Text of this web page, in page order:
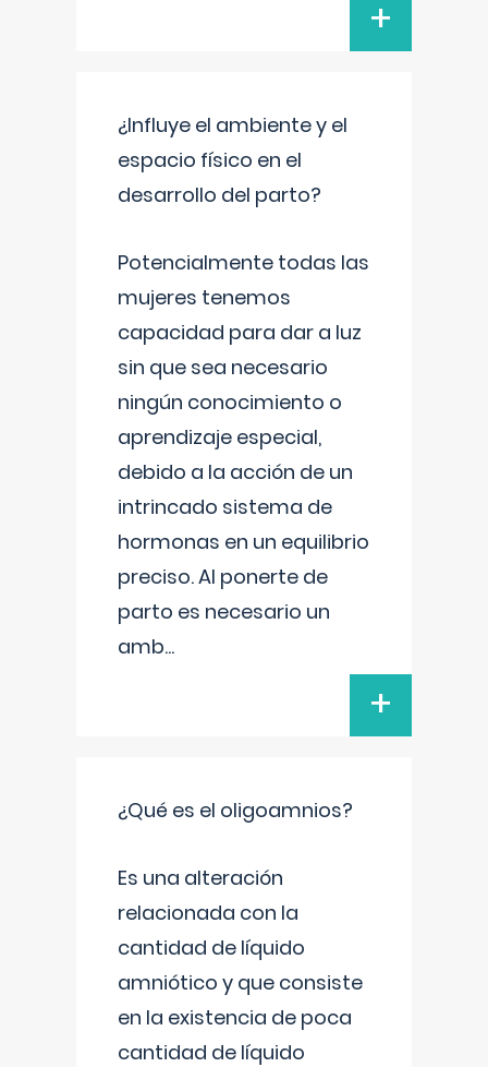
+
¿Influye el ambiente y el
espacio físico en el
desarrollo del parto?
Potencialmente todas las
mujeres tenemos
capacidad para dar a luz
sin que sea necesario
ningún conocimiento o
aprendizaje especial,
debido a la acción de un
intrincado sistema de
hormonas en un equilibrio
preciso. Al ponerte de
parto es necesario un
amb...
+
¿Qué es el oligoamnios?
Es una alteración
relacionada con la
cantidad de líquido
amniótico y que consiste
en la existencia de poca
cantidad de líquido